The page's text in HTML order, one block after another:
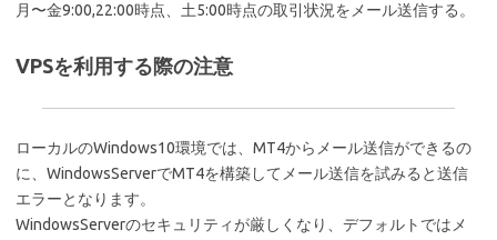
月〜金9:00,22:00時点、土5:00時点の取引状況をメール送信する。
VPSを利用する際の注意
ローカルのWindows10環境では、MT4からメール送信ができるの
に、WindowsServerでMT4を構築してメール送信を試みると送信
エラーとなります。
WindowsServerのセキュリティが厳しくなり、デフォルトではメ